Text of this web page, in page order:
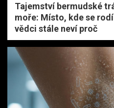
Tajemství bermudské
moře: Místo, kde se
vědci stále neví proč